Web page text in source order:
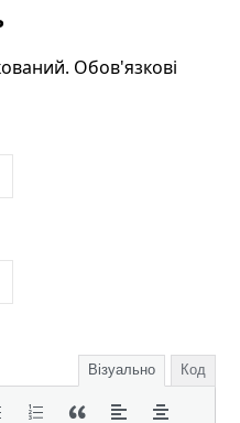
Обов'язкові
Візуально Код